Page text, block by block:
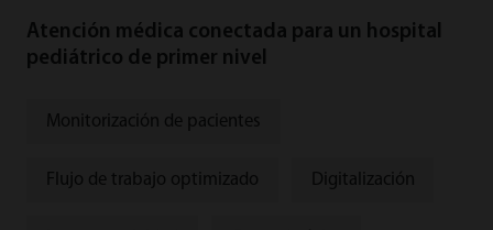
Atención médica conectada para un hospital
pediátrico de primer nivel
Monitorización de pacientes
Flujo de trabajo optimizado Digitalización